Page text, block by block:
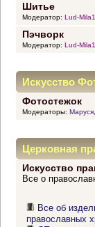
Шитье
Модератор: Lud-
Пэчворк
Модератор: Lud-
Искусство
Фотостежок
Модераторы: Маруся,
Церковная
Искусство
Все о
Все об
православных